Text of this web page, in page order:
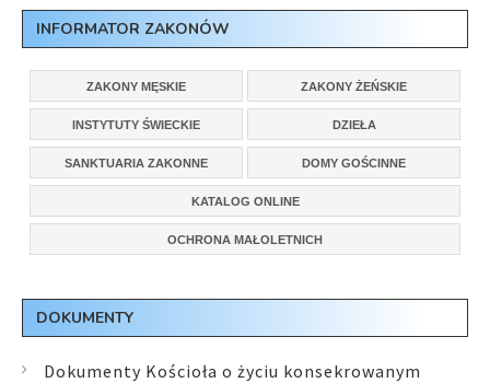
INFORMATOR ZAKONÓW
ZAKONY MĘSKIE ZAKONY ŻEŃSKIE
INSTYTUTY ŚWIECKIE DZIEŁA
SANKTUARIA ZAKONNE DOMY GOŚCINNE
KATALOG ONLINE
OCHRONA MAŁOLETNICH
DOKUMENTY
Dokumenty Kościoła o życiu konsekrowanym